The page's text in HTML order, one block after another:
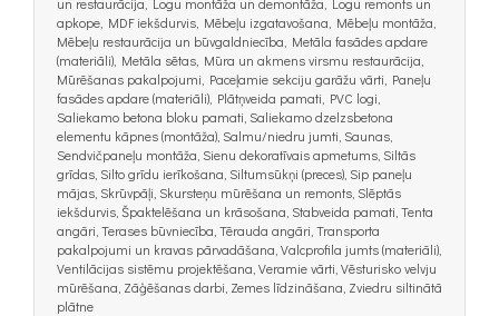
apkope, MDF iekšdurvis, Mēbeļu izgatavošana, Mēbeļu montāža,
Mēbeļu restaurācija un būvgaldniecība, Metāla fasādes apdare
(materiāli), Metāla sētas, Mūra un akmens virsmu restaurācija,
Mūrēšanas pakalpojumi, Paceļamie sekciju garāžu vārti, Paneļu
fasādes apdare (materiāli), Plātņveida pamati, PVC logi,
Saliekamo betona bloku pamati, Saliekamo dzelzsbetona
elementu kāpnes (montāža), Salmu/niedru jumti, Saunas,
Sendvičpaneļu montāža, Sienu dekoratīvais apmetums, Siltās
grīdas, Silto grīdu ierīkošana, Siltumsūkņi (preces), Sip paneļu
mājas, Skrūvpāļi, Skursteņu mūrēšana un remonts, Slēptās
iekšdurvis, Špaktelēšana un krāsošana, Stabveida pamati, Tenta
angāri, Terases būvniecība, Tērauda angāri, Transporta
pakalpojumi un kravas pārvadāšana, Valcprofila jumts (materiāli),
Ventilācijas sistēmu projektēšana, Veramie vārti, Vēsturisko velvju
mūrēšana, Zāģēšanas darbi, Zemes līdzināšana, Zviedru siltinātā
plātne